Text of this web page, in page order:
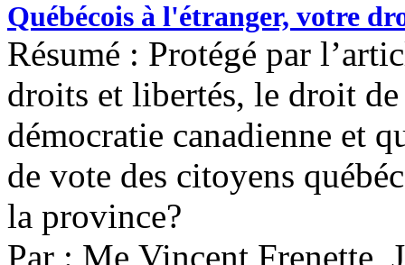
Québécois à l'étranger, votre
Résumé : Protégé par
droits et libertés, le droit
démocratie canadienne et
de vote des citoyens
la province?
Par : Me Vincent Frenette,